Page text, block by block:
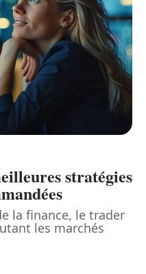
stratégies
la finance, le trader
les marchés